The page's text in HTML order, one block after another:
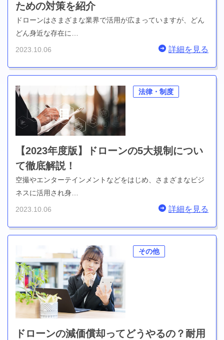
ための対策を紹介
ドローンはさまざまな業界で活用が広まっていますが、どん
どん身近な存在に…
2023.10.06 詳細を見る
法律・制度
【2023年度版】ドローンの5大規制につい
て徹底解説！
空撮やエンターテインメントなどをはじめ、さまざまなビジ
ネスに活用され身…
2023.10.06 詳細を見る
その他
ドローンの減価償却ってどうやるの？耐用